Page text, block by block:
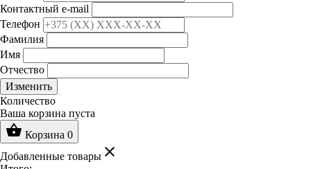
Контактный e-mail
Телефон
Фамилия
Имя
Отчество
Изменить
Количество
Ваша корзина пуста
shopping_basket Корзина 0
Добавленные товары clear